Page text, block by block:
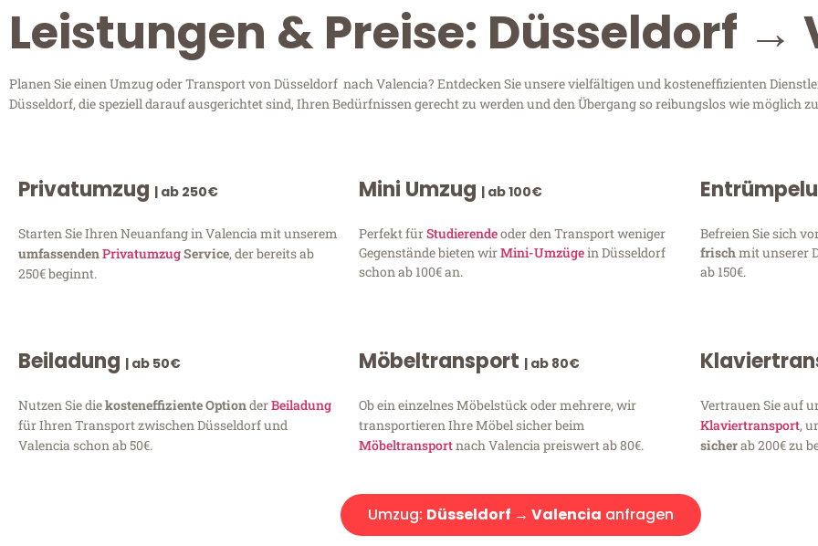
Leistungen & Preise: Düsseldorf →
Planen Sie einen Umzug oder Transport von Düsseldorf nach Valencia? Entdecken Sie unsere vielfältigen und kosteneffizienten
Düsseldorf, die speziell darauf ausgerichtet sind, Ihren Bedürfnissen gerecht zu werden und den Übergang so reibungslos wie möglich
Privatumzug | ab 250€
Starten Sie Ihren Neuanfang in Valencia mit unserem
umfassendenPrivatumzugService, der bereits ab
250€ beginnt.
Mini Umzug | ab 100€
Perfekt fürStudierendeoder den Transport weniger
Gegenstände bieten wirMini-Umzügein Düsseldorf
schon ab 100€ an.
Befreien Sie sich
frischmit unserer
ab 150€.
Beiladung | ab 50€
Nutzen Sie diekosteneffiziente OptionderBeiladung
für Ihren Transport zwischen Düsseldorf und
Valencia schon ab 50€.
Möbeltransport | ab 80€
Ob ein einzelnes Möbelstück oder mehrere, wir
transportieren Ihre Möbel sicher beim
Möbeltransportnach Valencia preiswert ab 80€.
Vertrauen Sie auf
Klaviertransport,
sicherab 200€ zu
Umzug: Düsseldorf → Valencia anfragen